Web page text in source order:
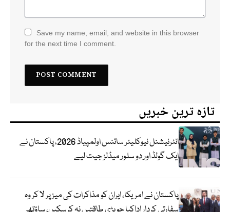
Save my name, email, and website in this browser
for the next time I comment.
تازہ ترین خبریں
انٹرنیشنل نیوکلیئر سائنس اولمپیاڈ 2026، پاکستان نے
ایک گولڈ اور دو سلور میڈلز جیت لیے
پاکستان نے امریکا، ایران کو مذاکرات کی میز پر لا کر وہ